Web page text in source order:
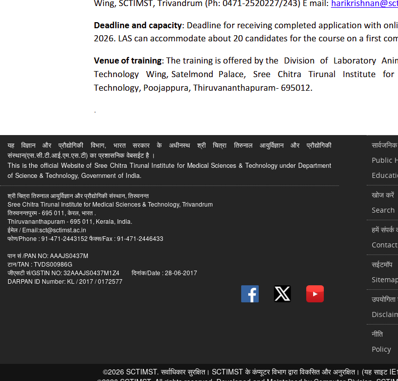
यह विज्ञान और प्रौद्योगिकी विभाग, भारत सरकार के अधीनस्थ श्री चित्रा तिरुनाल आयुर्विज्ञान और प्रौद्योगिकी
संस्थान(एस.सी.टी.आई.एम.एस.टी) का प्रशासनिक वेबसईट है ।
This is the official Website of Sree Chitra Tirunal Institute for Medical Sciences & Technology under Department
of Science & Technology, Government of India.
श्री चित्रा तिरुनाल आयुर्विज्ञान और प्रौद्योगिकी संस्थान, तिरुवनन्त
Sree Chitra Tirunal Institute for Medical Sciences & Technology, Trivandrum
तिरुवनन्तपुरम - 695 011, केरल, भारत .
Thiruvananthapuram - 695 011, Kerala, India.
ईमेल / Email:sct@sctimst.ac.in
फोण/Phone : 91-471-2443152 फैक्स/Fax : 91-471-2446433
पान सं /PAN NO: AAAJS0437M
टान/TAN : TVDS00986G
जीएसटी सं/GSTIN NO: 32AAAJS0437M1Z4 दिनांक/Date : 28-06-2017
DARPAN ID Number: KL / 2017 / 0172577
Public
खोज करें
Search
हमें संपर्क
सईटमॉप
उपयोगिता
नीति
Policy
©2026 SCTIMST. सर्वाधिकार सुरक्षित। SCTIMST के कंप्यूटर विभाग द्वारा विकसित और अनुरक्षित। (यह